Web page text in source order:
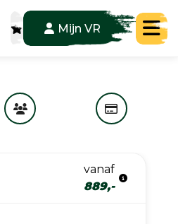
Mijn VR
vanaf
889,-